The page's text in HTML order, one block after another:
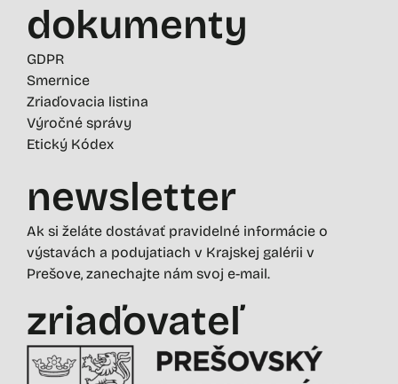
dokumenty
GDPR
Smernice
Zriaďovacia listina
Výročné správy
Etický Kódex
newsletter
Ak si želáte dostávať pravidelné informácie o
výstavách a podujatiach v Krajskej galérii v
Prešove, zanechajte nám svoj e-mail.
zriaďovateľ